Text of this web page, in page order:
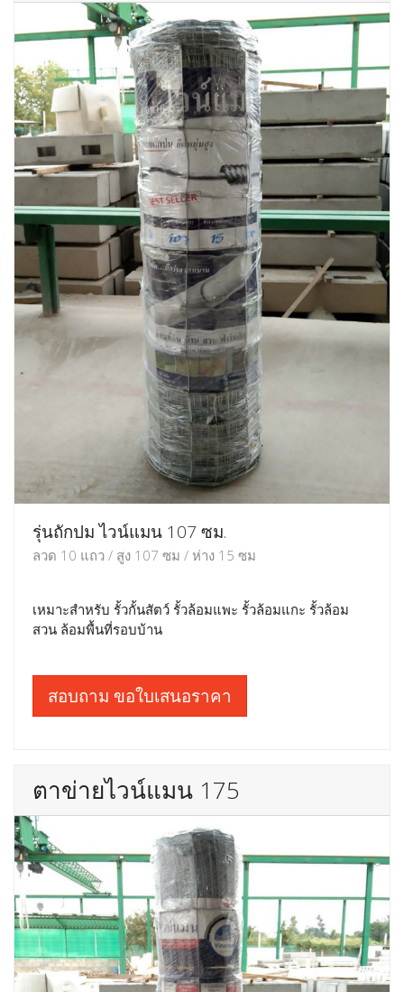
รุ่นถักปม ไวน์แมน 107 ซม.
ลวด 10 แถว / สูง 107 ซม / ห่าง 15 ซม
เหมาะสำหรับ รั้วกั้นสัตว์ รั้วล้อมแพะ รั้วล้อมแกะ รั้วล้อม
สวน ล้อมพื้นที่รอบบ้าน
สอบถาม ขอใบเสนอราคา
ตาข่ายไวน์แมน 175